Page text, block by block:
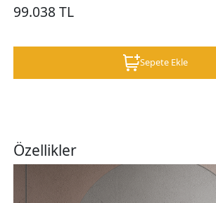
99.038 TL
Sepete Ekle
Özellikler